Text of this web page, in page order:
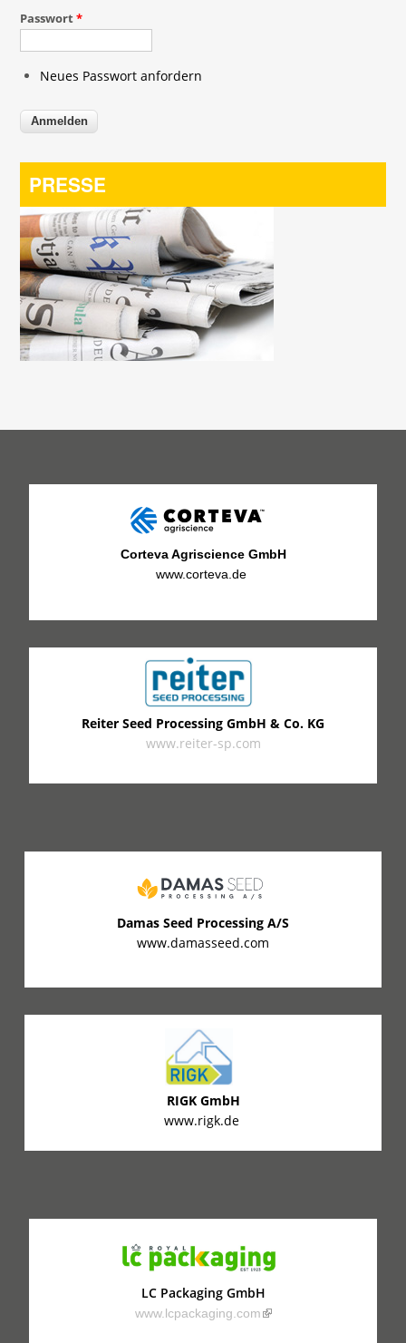
Passwort*
Neues Passwort anfordern
PRESSE
Corteva Agriscience GmbH
www.corteva.de
Reiter Seed Processing GmbH & Co. KG
www.reiter-sp.com
Damas Seed Processing A/S
www.damasseed.com
RIGK GmbH
www.rigk.de
LC Packaging GmbH
www.lcpackaging.com(link is external)